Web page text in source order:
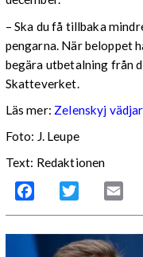
– Ska du få tillbaka
pengarna. När beloppet
begära utbetalning
Skatteverket.
Läs mer: Zelenskyj
Foto: J. Leupe
Text: Redaktionen
Facebook Twitter